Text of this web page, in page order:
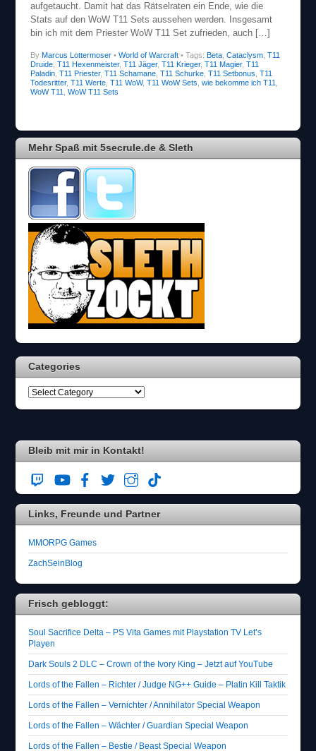
aufgetaucht. Damit hat das Rätselraten ein Ende, wie die
Stats auf den WoW T11 Sets aussehen werden. Insgesamt
bin ich mit dem Priester WoW T11 Set zufrieden, auch […]
By Marcus Lottermoser• World of Warcraft • Tags: Beta, Cataclysm, T11
Druide, T11 Hexenmeister, T11 Jäger, T11 Krieger, T11 Magier, T11
Paladin, T11 Priester, T11 Schamane, T11 Schurke, T11 Setbonus T11
Todesritter, T11 Werte, T11 WoW, T11 WoW Sets wie bekomme ich T11
WoW T11
WoW T11 Sets
Mehr Spaß mit 5secrule.de & Sleth
Categories
Bleib mit mir in Kontakt!
Links, Freunde und Partner
MMORPG Games
ZachSeinBlog
Frisch gebloggt:
Soul Sacrifice Delta – PS Vita Games mit Playstation TV Let’s
Playen
Dark Souls 2 DLC – Crown of the Ivory King – Jetzt auf YouTube
Lords of the Fallen – Richter / Judge NG++ Guide – Platin Kill Taktik
Lords of the Fallen – Vernichter / Annihilator Special Weapon
Lords of the Fallen – Wächter / Guardian Special Weapon
Lords of the Fallen – Bestie / Beast Special Weapon